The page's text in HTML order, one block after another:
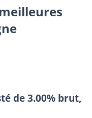
de 3.00% brut,